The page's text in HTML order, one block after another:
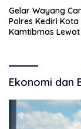
Gelar Wayang
Polres Kediri Kota
Kamtibmas Lewat
Ekonomi dan